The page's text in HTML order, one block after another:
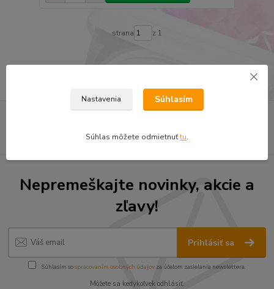
strana z 1
Nepremeškajte novinky, akcie a
zľavy!
Prihlásiť sa
Súhlasím sospracovaním osobných údajov za účelom zasielania newslettera.
Môžete sa kedykoľvek odhlásiť.
Nastavenia Súhlasím
Súhlas môžete odmietnuťtu.